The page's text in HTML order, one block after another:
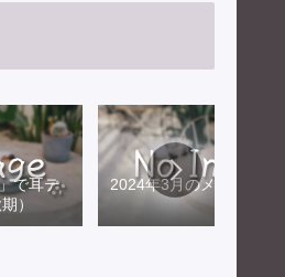
で耳テ
）
2024年3月のメンテナン